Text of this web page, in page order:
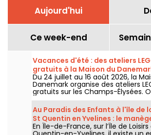
Aujourd'hui
Ce week-end
Vacances d'été : des ateliers
gratuits à la Maison du
Du 24 juillet au 16 août 2026, la
Danemark organise des ateliers
gratuits sur les Champs-Élysées.
aux enfants, aux familles et aux
de construction, ces rendez-vous
permettent de découvrir l'univers
célèbre marque danoise à travers
espaces de création en libre
Au Paradis des Enfants à l'île de
St Quentin en Yvelines : le
En Île-de-France, sur l’Île de